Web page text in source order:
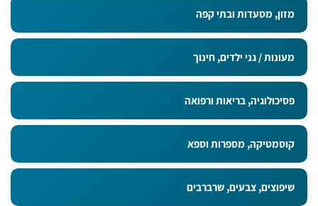
מזון, מסעדות ובתי קפה
מעונות / גני ילדים, חינוך
פסיכולוגיה, בריאות ורפואה
קוסמטיקה, מספרות וספא
שיפוצים, צבעים, שרברבים